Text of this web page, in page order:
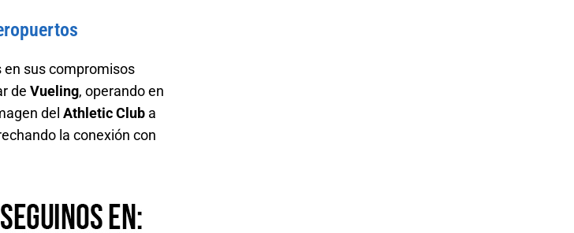
en sus compromisos
de Vueling, operando en
del Athletic Club a
la conexión con